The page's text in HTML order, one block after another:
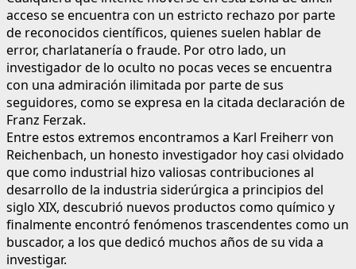
acceso se encuentra con un estricto rechazo por parte
de reconocidos científicos, quienes suelen hablar de
error, charlatanería o fraude. Por otro lado, un
investigador de lo oculto no pocas veces se encuentra
con una admiración ilimitada por parte de sus
seguidores, como se expresa en la citada declaración de
Franz Ferzak.
Entre estos extremos encontramos a Karl Freiherr von
Reichenbach, un honesto investigador hoy casi olvidado
que como industrial hizo valiosas contribuciones al
desarrollo de la industria siderúrgica a principios del
siglo XIX, descubrió nuevos productos como químico y
finalmente encontró fenómenos trascendentes como un
buscador, a los que dedicó muchos años de su vida a
investigar.